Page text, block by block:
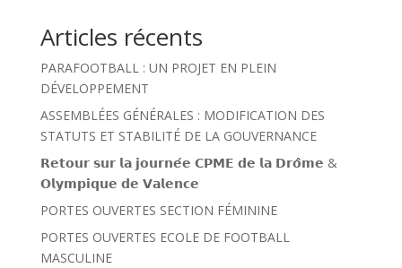
Articles récents
PARAFOOTBALL : UN PROJET EN PLEIN
DÉVELOPPEMENT
ASSEMBLÉES GÉNÉRALES : MODIFICATION DES
STATUTS ET STABILITÉ DE LA GOUVERNANCE
𝗥𝗲𝘁𝗼𝘂𝗿 𝘀𝘂𝗿 𝗹𝗮 𝗷𝗼𝘂𝗿𝗻𝗲́𝗲 𝗖𝗣𝗠𝗘 𝗱𝗲 𝗹𝗮 𝗗𝗿𝗼̂𝗺𝗲 &
𝗢𝗹𝘆𝗺𝗽𝗶𝗾𝘂𝗲 𝗱𝗲 𝗩𝗮𝗹𝗲𝗻𝗰𝗲
PORTES OUVERTES SECTION FÉMININE
PORTES OUVERTES ECOLE DE FOOTBALL
MASCULINE